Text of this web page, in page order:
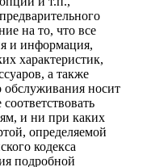
на то, что все
и информация,
характеристик,
а также
обслуживания носит
и ни при каких
определяемой
кодекса
подробной